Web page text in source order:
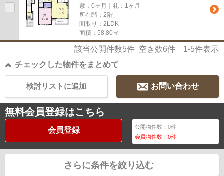
敷：0ヶ月｜礼：1ヶ月
所在階：2階
間取り：2LDK
面積：58.80㎡
該当公開件数5件 空き数6件 1-5件表示
チェックした物件をまとめて
お問い合わせ
検討リストに追加
無料会員登録はこちら
会員登録 公開物件数：0件
会員物件数：0件
さらに条件を絞り込む